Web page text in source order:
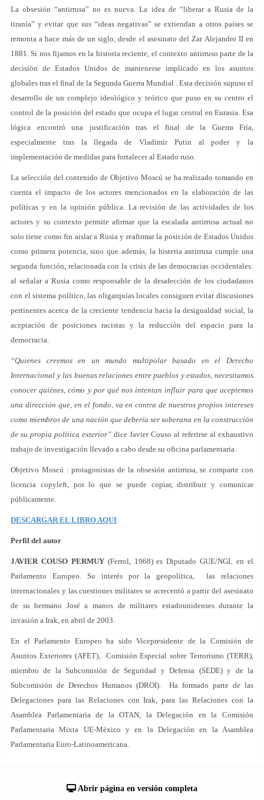
La obsesión “antirrusa” no es nueva. La idea de “liberar a Rusia de la
tiranía” y evitar que sus “ideas negativas” se extiendan a otros países se
remonta a hace más de un siglo, desde el asesinato del Zar Alejandro II en
1881. Si nos fijamos en la historia reciente, el contexto antirruso parte de la
decisión de Estados Unidos de mantenerse implicado en los asuntos
globales tras el final de la Segunda Guerra Mundial . Esta decisión supuso el
desarrollo de un complejo ideológico y teórico que puso en su centro el
control de la posición del estado que ocupa el lugar central en Eurasia. Esa
lógica encontró una justificación tras el final de la Guerra Fría,
especialmente tras la llegada de Vladimir Putin al poder y la
implementación de medidas para fortalecer al Estado ruso.
La selección del contenido de Objetivo Moscú se ha realizado tomando en
cuenta el impacto de los actores mencionados en la elaboración de las
políticas y en la opinión pública. La revisión de las actividades de los
actores y su contexto permite afirmar que la escalada antirrusa actual no
solo tiene como fin aislar a Rusia y reafirmar la posición de Estados Unidos
como primera potencia, sino que además, la histeria antirrusa cumple una
segunda función, relacionada con la crisis de las democracias occidentales:
al señalar a Rusia como responsable de la desafección de los ciudadanos
con el sistema político, las oligarquías locales consiguen evitar discusiones
pertinentes acerca de la creciente tendencia hacia la desigualdad social, la
aceptación de posiciones racistas y la reducción del espacio para la
democracia.
“Quienes creemos en un mundo multipolar basado en el Derecho
Internacional y las buenas relaciones entre pueblos y estados, necesitamos
conocer quiénes, cómo y por qué nos intentan influir para que aceptemos
una dirección que, en el fondo, va en contra de nuestros propios intereses
como miembros de una nación que debería ser soberana en la construcción
de su propia política exterior” dice Javier Couso al referirse al exhaustivo
trabajo de investigación llevado a cabo desde su oficina parlamentaria.
Objetivo Moscú : protagonistas de la obsesión antirrusa, se comparte con
licencia copyleft, por lo que se puede copiar, distribuir y comunicar
públicamente.
DESCARGAR EL LIBRO AQUI
Perfil del autor
JAVIER COUSO PERMUY(Ferrol, 1968) es Diputado GUE/NGL en el
Parlamento Europeo. Su interés por la geopolítica, las relaciones
internacionales y las cuestiones militares se acrecentó a partir del asesinato
de su hermano José a manos de militares estadounidenses durante la
invasión a Irak, en abril de 2003.
En el Parlamento Europeo ha sido Vicepresidente de la Comisión de
Asuntos Exteriores (AFET), Comisión Especial sobre Terrorismo (TERR),
miembro de la Subcomisión de Seguridad y Defensa (SEDE) y de la
Subcomisión de Derechos Humanos (DROI). Ha formado parte de las
Delegaciones para las Relaciones con Irak, para las Relaciones con la
Asamblea Parlamentaria de la OTAN, la Delegación en la Comisión
Parlamentaria Mixta UE-México y en la Delegación en la Asamblea
Parlamentaria Euro-Latinoamericana.
Abrir página en versión completa